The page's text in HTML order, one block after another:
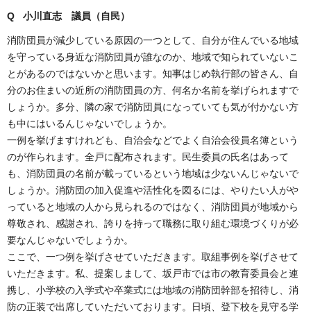
Q 小川直志 議員（自民）
消防団員が減少している原因の一つとして、自分が住んでいる地域
を守っている身近な消防団員が誰なのか、地域で知られていないこ
とがあるのではないかと思います。知事はじめ執行部の皆さん、自
分のお住まいの近所の消防団員の方、何名か名前を挙げられますで
しょうか。多分、隣の家で消防団員になっていても気が付かない方
も中にはいるんじゃないでしょうか。
一例を挙げますけれども、自治会などでよく自治会役員名簿という
のが作られます。全戸に配布されます。民生委員の氏名はあって
も、消防団員の名前が載っているという地域は少ないんじゃないで
しょうか。消防団の加入促進や活性化を図るには、やりたい人がや
っていると地域の人から見られるのではなく、消防団員が地域から
尊敬され、感謝され、誇りを持って職務に取り組む環境づくりが必
要なんじゃないでしょうか。
ここで、一つ例を挙げさせていただきます。取組事例を挙げさせて
いただきます。私、提案しまして、坂戸市では市の教育委員会と連
携し、小学校の入学式や卒業式には地域の消防団幹部を招待し、消
防の正装で出席していただいております。日頃、登下校を見守る学